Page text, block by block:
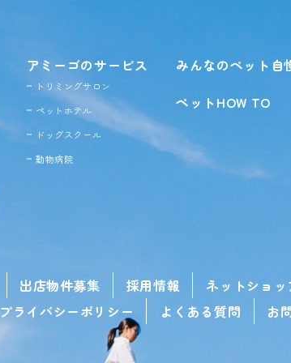
アミーゴのサービス
トリミングサロン
ペットホテル
ドッグスクール
動物病院
みんなのペット自
ペットHOW TO
出店物件募集 採用情報 ネットショッ
プライバシーポリシー
よくある質問 お